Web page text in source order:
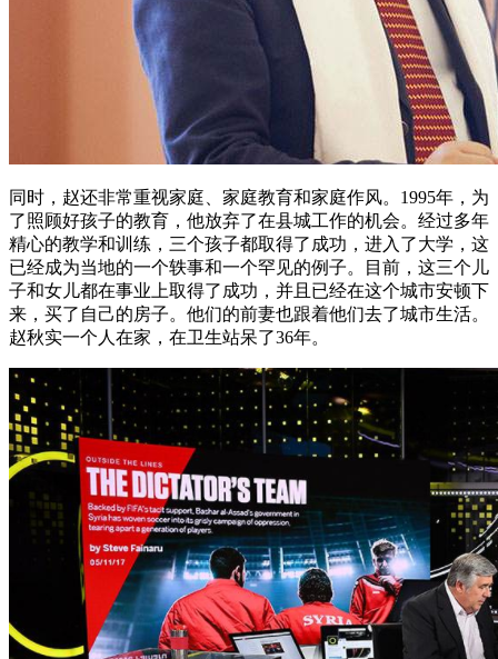
同时，赵还非常重视家庭、家庭教育和家庭作风。1995年，为
了照顾好孩子的教育，他放弃了在县城工作的机会。经过多年
精心的教学和训练，三个孩子都取得了成功，进入了大学，这
已经成为当地的一个轶事和一个罕见的例子。目前，这三个儿
子和女儿都在事业上取得了成功，并且已经在这个城市安顿下
来，买了自己的房子。他们的前妻也跟着他们去了城市生活。
赵秋实一个人在家，在卫生站呆了36年。